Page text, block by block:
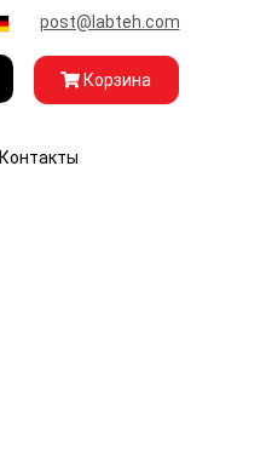
post@labteh.com
Корзина
Контакты